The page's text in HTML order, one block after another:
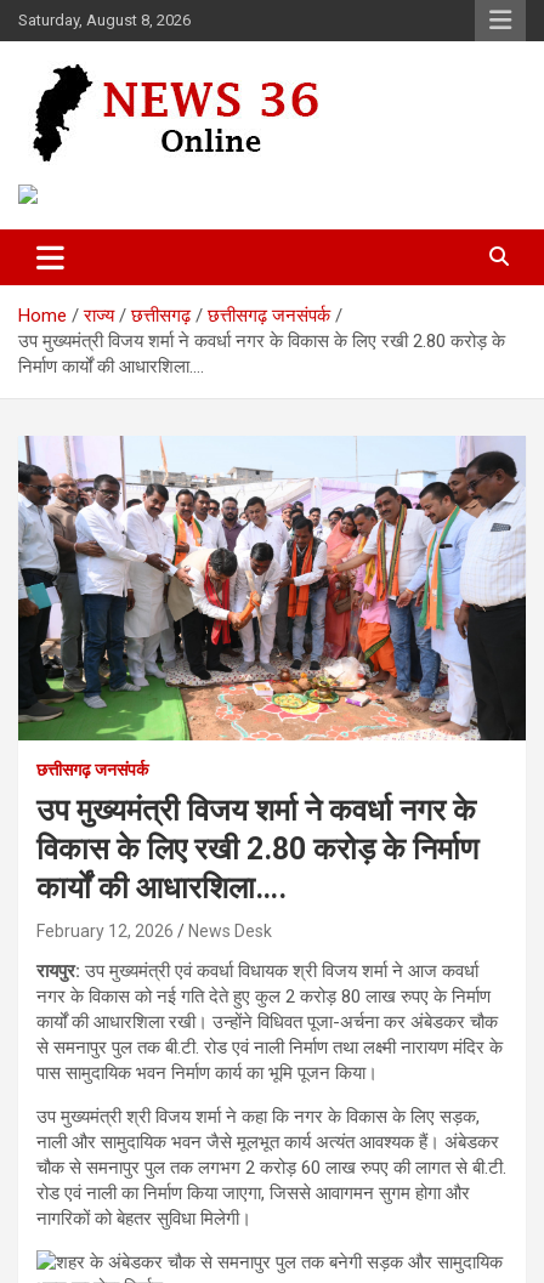
Skip
to
Saturday, August 8, 2026
News 36
Home राज्य छत्तीसगढ़
छत्तीसगढ़ जनसंपर्क
उप मुख्यमंत्री विजय शर्मा ने कवर्धा नगर के विकास के लिए रखी 2.80 करोड़ के
निर्माण कार्यों की आधारशिला….
छत्तीसगढ़ जनसंपर्क
उप मुख्यमंत्री विजय शर्मा ने कवर्धा नगर के
विकास के लिए रखी 2.80 करोड़ के निर्माण
कार्यों की आधारशिला….
February 12, 2026 News Desk
रायपुर:उप मुख्यमंत्री एवं कवर्धा विधायक श्री विजय शर्मा ने आज कवर्धा
नगर के विकास को नई गति देते हुए कुल 2 करोड़ 80 लाख रुपए के निर्माण
कार्यों की आधारशिला रखी। उन्होंने विधिवत पूजा-अर्चना कर अंबेडकर चौक
से समनापुर पुल तक बी.टी. रोड एवं नाली निर्माण तथा लक्ष्मी नारायण मंदिर के
पास सामुदायिक भवन निर्माण कार्य का भूमि पूजन किया।
उप मुख्यमंत्री श्री विजय शर्मा ने कहा कि नगर के विकास के लिए सड़क,
नाली और सामुदायिक भवन जैसे मूलभूत कार्य अत्यंत आवश्यक हैं। अंबेडकर
चौक से समनापुर पुल तक लगभग 2 करोड़ 60 लाख रुपए की लागत से बी.टी.
रोड एवं नाली का निर्माण किया जाएगा, जिससे आवागमन सुगम होगा और
नागरिकों को बेहतर सुविधा मिलेगी।